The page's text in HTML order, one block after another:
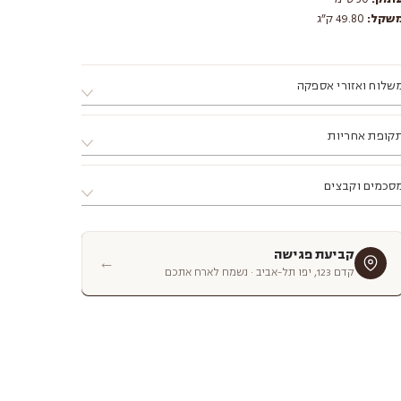
ואזורי אספקה
ניתן לתאם התקנה ע"י מתקין מקצועי מטעם החברה.
מוצר שמגיע באריזה שטוחה דורש הרכבה, ניתן להזמין הרכבה
הסטודיו בתוספת תשלום.
אזורי אספקה:
- עד עיר אשקלון (כולל).
מזרח - עד עיר מודיעין (כולל).
לאזורים מרוחקים יותר, יש לפנותישירות לסטודיו
אחריות
וקבצים
קביעת פגישה
קדם 123, יפו תל-אביב · נשמח לארח אתכם ←